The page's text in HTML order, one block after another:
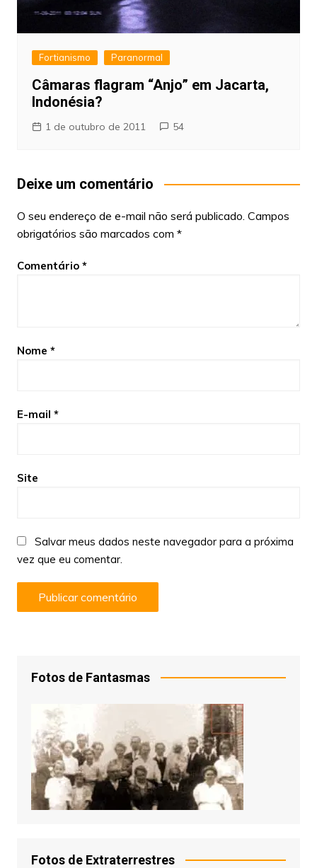
Fortianismo Paranormal
Câmaras flagram “Anjo” em Jacarta,
Indonésia?
1 de outubro de 2011 54
Deixe um comentário
O seu endereço de e-mail não será publicado. Campos
obrigatórios são marcados com *
Comentário *
Nome *
E-mail *
Site
Salvar meus dados neste navegador para a próxima
vez que eu comentar.
Fotos de Fantasmas
Fotos de Extraterrestres